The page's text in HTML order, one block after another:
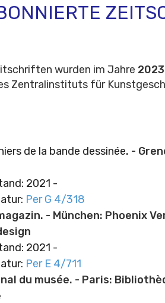
wurden im Jahre 2023
Zentralinstituts für
de la bande dessinée. -
2021 -
Per G 4/318
- München: Phoenix
2021 -
Per E 4/711
du musée. - Paris: